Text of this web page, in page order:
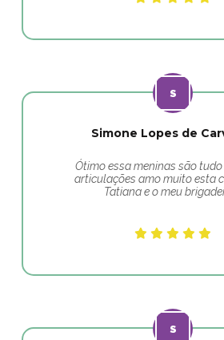
Simone Lopes de
Ótimo essa meninas são
articulações amo muito esta
Tatiana e o meu